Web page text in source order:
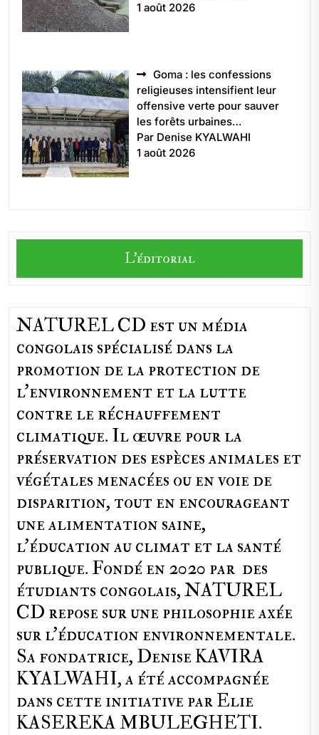
1 août 2026
Goma : les confessions
religieuses intensifient leur
offensive verte pour sauver
les forêts urbaines…
Par Denise KYALWAHI
1 août 2026
L'éditorial
NATUREL CD est un média
congolais spécialisé dans la
promotion de la protection de
l’environnement et la lutte
contre le réchauffement
climatique. Il œuvre pour la
préservation des espèces animales et
végétales menacées ou en voie de
disparition, tout en encourageant
une alimentation saine,
l'éducation au climat et la santé
publique. Fondé en 2020 par des
étudiants congolais, NATUREL
CD repose sur une philosophie axée
sur l'éducation environnementale.
Sa fondatrice, Denise KAVIRA
KYALWAHI, a été accompagnée
dans cette initiative par Elie
KASEREKA MBULEGHETI.